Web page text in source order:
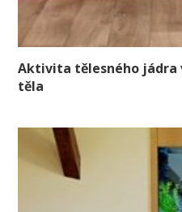
Aktivita tělesného jádra
těla